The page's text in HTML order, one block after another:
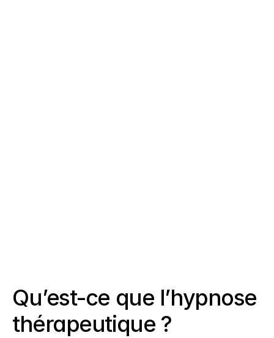
Qu’est-ce que l’hypnose
thérapeutique ?